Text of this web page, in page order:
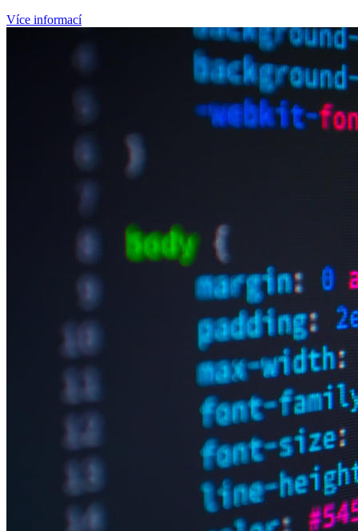
Více informací